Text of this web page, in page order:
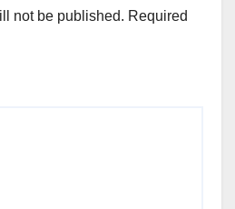
not be published. Required